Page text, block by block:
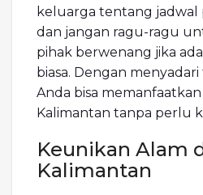
keluarga tentang jadwal
dan jangan ragu-ragu
pihak berwenang jika
biasa. Dengan
Anda bisa
Kalimantan tanpa perlu
Keunikan Alam
Kalimantan